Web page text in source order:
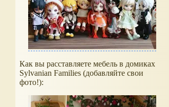
Как вы расставляете мебель в домиках
Sylvanian Families (добавляйте свои
фото!):